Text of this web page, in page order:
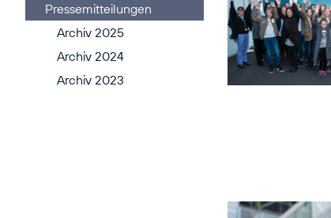
Pressemitteilungen
Archiv 2025
Archiv 2024
Archiv 2023